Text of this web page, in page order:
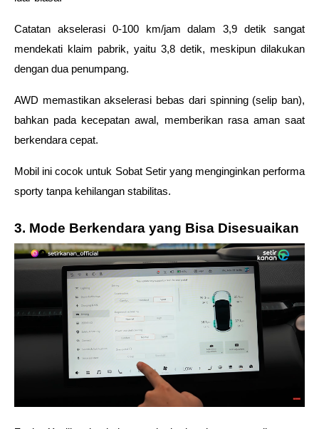
Catatan akselerasi 0-100 km/jam dalam 3,9 detik sangat
mendekati klaim pabrik, yaitu 3,8 detik, meskipun dilakukan
dengan dua penumpang.
AWD memastikan akselerasi bebas dari spinning (selip ban),
bahkan pada kecepatan awal, memberikan rasa aman saat
berkendara cepat.
Mobil ini cocok untuk Sobat Setir yang menginginkan performa
sporty tanpa kehilangan stabilitas.
3. Mode Berkendara yang Bisa Disesuaikan